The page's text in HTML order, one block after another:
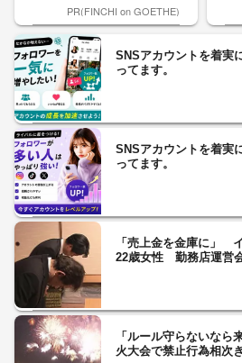
PR(FINCHI on GOETHE)
SNSアカウントを着実
ってます。
SNSアカウントを着実
ってます。
「売上金を金庫に」
22歳女性 勤務店運営
「ルール守らないなら
火大会で禁止行為相